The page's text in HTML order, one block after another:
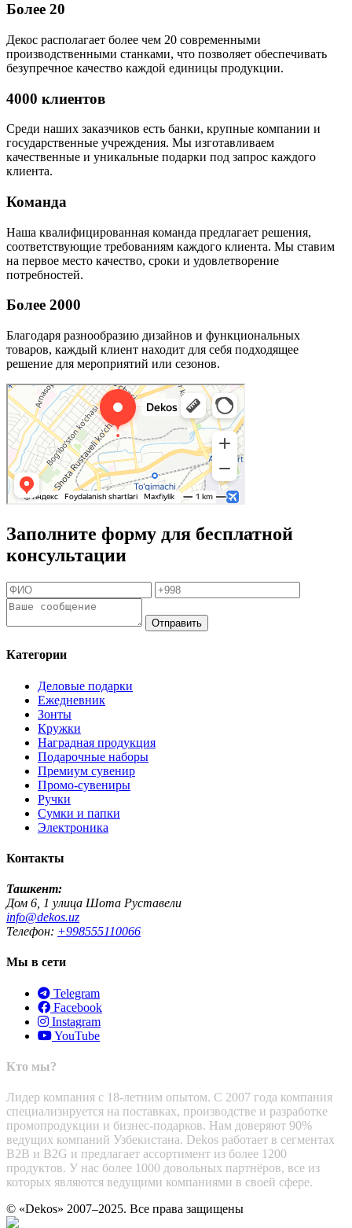
Более 20
Декос располагает более чем 20 современными
производственными станками, что позволяет обеспечивать
безупречное качество каждой единицы продукции.
4000 клиентов
Среди наших заказчиков есть банки, крупные компании и
государственные учреждения. Мы изготавливаем
качественные и уникальные подарки под запрос каждого
клиента.
Команда
Наша квалифицированная команда предлагает решения,
соответствующие требованиям каждого клиента. Мы ставим
на первое место качество, сроки и удовлетворение
потребностей.
Более 2000
Благодаря разнообразию дизайнов и функциональных
товаров, каждый клиент находит для себя подходящее
решение для мероприятий или сезонов.
Заполните форму для бесплатной
консультации
Отправить
Категории
Деловые подарки
Ежедневник
Зонты
Кружки
Наградная продукция
Подарочные наборы
Премиум сувенир
Промо-сувениры
Ручки
Сумки и папки
Электроника
Контакты
Ташкент:
Дом 6, 1 улица Шота Руставели
info@dekos.uz
Телефон: +998555110066
Мы в сети
Telegram
Facebook
Instagram
YouTube
Кто мы?
Лидер компания с 18-летним опытом. С 2007 года компания
специализируется на поставках, производстве и разработке
промопродукции и бизнес-подарков. Нам доверяют 90%
ведущих компаний Узбекистана. Dekos работает в сегментах
B2B и B2G и предлагает ассортимент из более 1200
продуктов. У нас более 1000 довольных партнёров, все из
которых являются ведущими компаниями в своей сфере.
© «Dekos» 2007–2025. Все права защищены